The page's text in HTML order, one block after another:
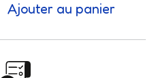
Ajouter au panier